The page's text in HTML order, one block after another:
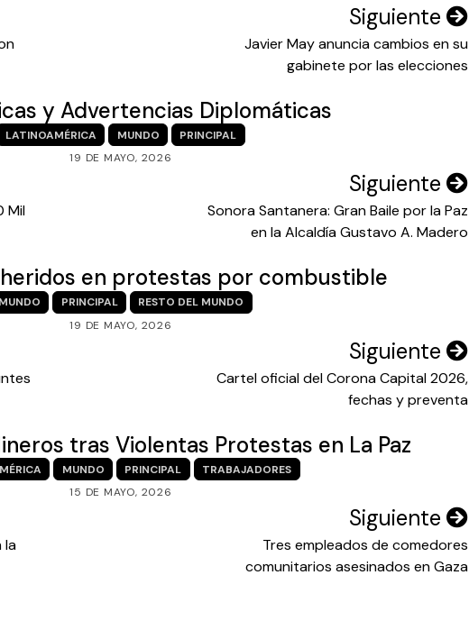
Siguiente
Javier May anuncia cambios en su
gabinete por las elecciones
y Advertencias Diplomáticas
LATINOAMÉRICA MUNDO
PRINCIPAL
19 DE MAYO, 2026
Mil
Siguiente
Sonora Santanera: Gran Baile por la Paz
en la Alcaldía Gustavo A. Madero
en protestas por combustible
MUNDO PRINCIPAL
RESTO DEL MUNDO
19 DE MAYO, 2026
Siguiente
Cartel oficial del Corona Capital 2026,
fechas y preventa
tras Violentas Protestas en La Paz
MUNDO PRINCIPAL
TRABAJADORES
15 DE MAYO, 2026
la
Siguiente
Tres empleados de comedores
comunitarios asesinados en Gaza